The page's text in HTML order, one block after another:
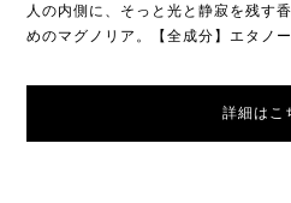
人の内側に、そっと光と静寂を残す
めのマグノリア。【全成分】エタノ
詳細はこ